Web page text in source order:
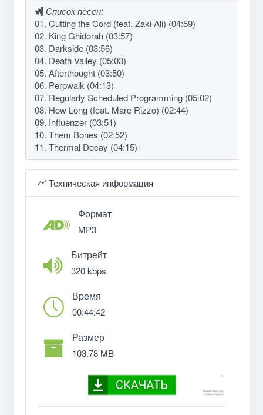
Список песен:
01. Cutting the Cord (feat. Zaki Ali) (04:59)
02. King Ghidorah (03:57)
03. Darkside (03:56)
04. Death Valley (05:03)
05. Afterthought (03:50)
06. Perpwalk (04:13)
07. Regularly Scheduled Programming (05:02)
08. How Long (feat. Marc Rizzo) (02:44)
09. Influenzer (03:51)
10. Them Bones (02:52)
11. Thermal Decay (04:15)
Техническая информация
Формат
MP3
Битрейт
320 kbps
Время
00:44:42
Размер
103.78 MB